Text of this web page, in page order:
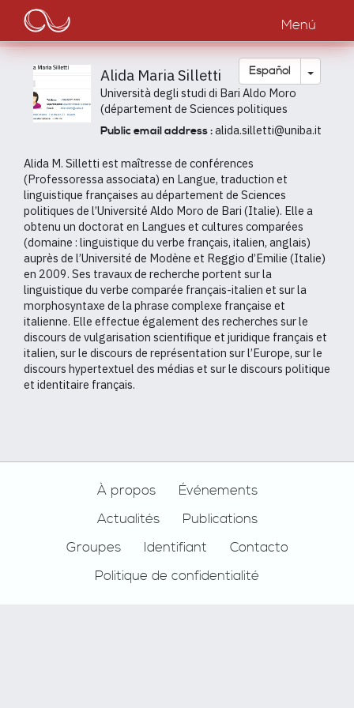
Pasar
contenido
principal
Main
navigation
Menú
Español Toggle
Alida Maria Silletti
Università degli studi di Bari Aldo Moro
(département de Sciences politiques
Public email address :alida.silletti@uniba.it
Alida M. Silletti est maîtresse de conférences
(Professoressa associata) en Langue, traduction et
linguistique françaises au département de Sciences
politiques de l’Université Aldo Moro de Bari (Italie). Elle a
obtenu un doctorat en Langues et cultures comparées
(domaine : linguistique du verbe français, italien, anglais)
auprès de l’Université de Modène et Reggio d’Emilie (Italie)
en 2009. Ses travaux de recherche portent sur la
linguistique du verbe comparée français-italien et sur la
morphosyntaxe de la phrase complexe française et
italienne. Elle effectue également des recherches sur le
discours de vulgarisation scientifique et juridique français et
italien, sur le discours de représentation sur l’Europe, sur le
discours hypertextuel des médias et sur le discours politique
et identitaire français.
À propos
Événements
Actualités
Publications
Groupes
Identifiant
Contacto
Politique de confidentialité